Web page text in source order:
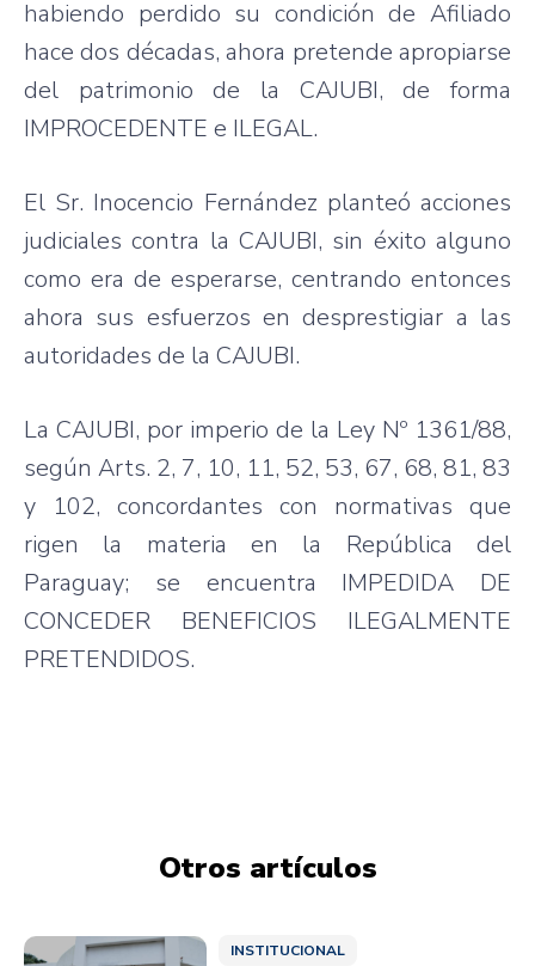
habiendo perdido su condición de Afiliado
hace dos décadas, ahora pretende apropiarse
del patrimonio de la CAJUBI, de forma
IMPROCEDENTE e ILEGAL.
El Sr. Inocencio Fernández planteó acciones
judiciales contra la CAJUBI, sin éxito alguno
como era de esperarse, centrando entonces
ahora sus esfuerzos en desprestigiar a las
autoridades de la CAJUBI.
La CAJUBI, por imperio de la Ley Nº 1361/88,
según Arts. 2, 7, 10, 11, 52, 53, 67, 68, 81, 83
y 102, concordantes con normativas que
rigen la materia en la República del
Paraguay; se encuentra IMPEDIDA DE
CONCEDER BENEFICIOS ILEGALMENTE
PRETENDIDOS.
Otros artículos
INSTITUCIONAL